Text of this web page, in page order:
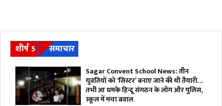
शीर्ष 5 समाचार
Sagar Convent School News: तीन
युवतियों को ‘सिस्टर’ बनाए जाने की थी तैयारी…
तभी आ धमके हिन्दू संगठन के लोग और पुलिस,
स्कूल में मचा बवाल